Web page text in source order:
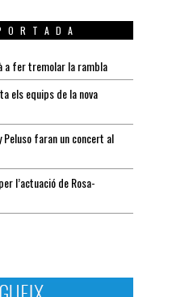
a fer tremolar la rambla
els equips de la nova
Peluso faran un concert al
l’actuació de Rosa-